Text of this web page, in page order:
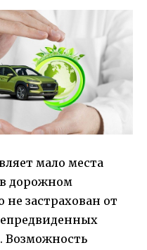
мало места
дорожном
застрахован от
Возможность